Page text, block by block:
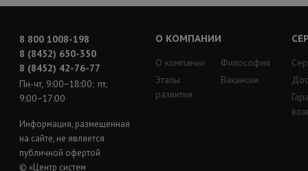
8 800 1008-198
8 (8452) 650-350
8 (8452) 42-76-77
Пн-чт, 9:00−18:00; пт,
9:00−17:00
Информация, размещенная
на сайте, не является
публичной офертой
© «Центр систем
О КОМПАНИИ
О компании
Этапы
развития
Философия
Вакансии